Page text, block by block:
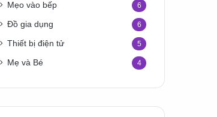
Mẹo vào bếp 6
Đồ gia dụng 6
Thiết bị điện tử 5
Mẹ và Bé 4